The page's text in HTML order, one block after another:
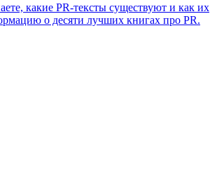
какие PR-тексты существуют и как их
о десяти лучших книгах про PR.